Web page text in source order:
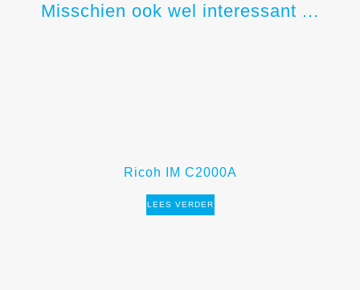
Misschien ook wel interessant ...
Ricoh IM C2000A
LEES VERDER